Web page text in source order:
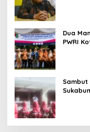
Dua
PWRI
Sambut